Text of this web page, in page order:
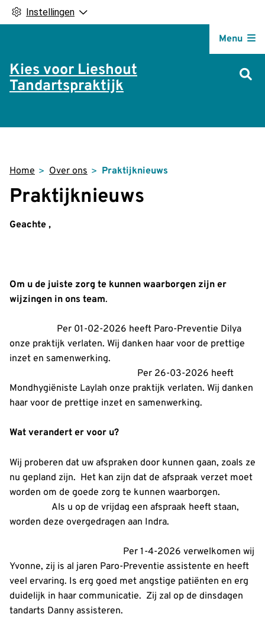
Instellingen
Kies voor Lieshout
Tandartspraktijk
Menu
Home Over ons Praktijknieuws
Praktijknieuws
Geachte ,
Om u de juiste zorg te kunnen waarborgen zijn er
wijzingen in ons team.
Per 01-02-2026 heeft Paro-Preventie Dilya
onze praktijk verlaten. Wij danken haar voor de prettige
inzet en samenwerking.
Per 26-03-2026 heeft
Mondhygiëniste Laylah onze praktijk verlaten. Wij danken
haar voor de prettige inzet en samenwerking.
Wat verandert er voor u?
Wij proberen dat uw afspraken door kunnen gaan, zoals ze
nu gepland zijn. Het kan zijn dat de afspraak verzet moet
worden om de goede zorg te kunnen waarborgen.
Als u op de vrijdag een afspraak heeft staan,
worden deze overgedragen aan Indra.
Per 1-4-2026 verwelkomen wij
Yvonne, zij is al jaren Paro-Preventie assistente en heeft
veel ervaring. Is erg goed met angstige patiënten en erg
duidelijk in haar communicatie. Zij zal op de dinsdagen
tandarts Danny assisteren.